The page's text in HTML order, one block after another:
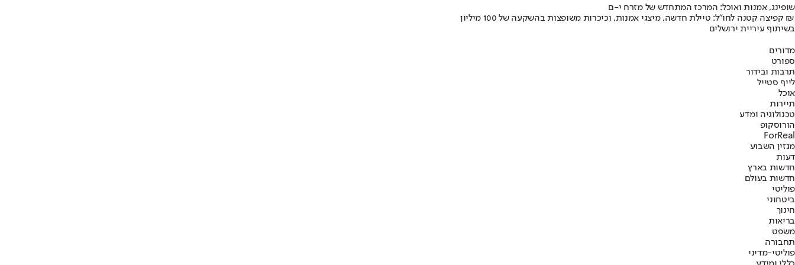
שופינג, אמנות ואוכל: המרכז המתחדש של מזרח י-ם
קפיצה קטנה לחו"ל: טיילת חדשה, מיצגי אמנות, וכיכרות משופצות בהשקעה של 100 מיליון ₪
בשיתוף עיריית ירושלים
מדורים
ספורט
תרבות ובידור
לייף סטייל
אוכל
תיירות
טכנולוגיה ומדע
הורוסקופ
ForReal
מגזין השבוע
דעות
חדשות בארץ
חדשות בעולם
פוליטי
ביטחוני
חינוך
בריאות
משפט
תחבורה
פוליטי-מדיני